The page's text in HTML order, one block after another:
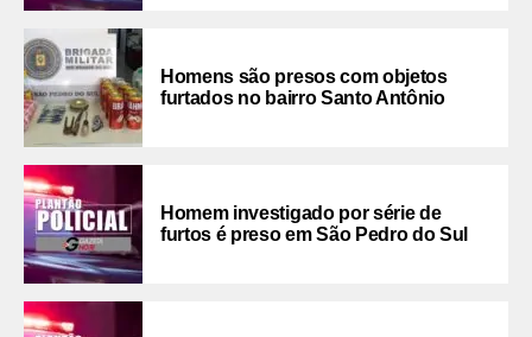
Homens são presos com objetos
furtados no bairro Santo Antônio
Homem investigado por série de
furtos é preso em São Pedro do Sul